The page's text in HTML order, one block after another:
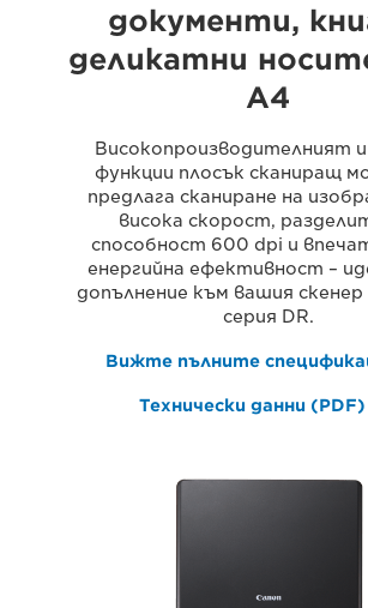
документи,
деликатни
A4
Високопроизводителният и
функции плосък сканиращ
предлага сканиране на
висока скорост,
способност 600 dpi и
енергийна ефективност –
допълнение към вашия
серия DR.
Вижте пълните
Технически данни (PDF)